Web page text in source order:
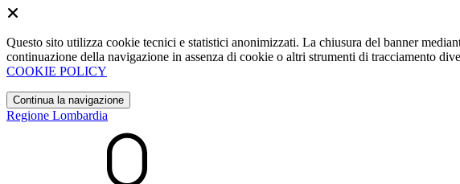
Questo sito utilizza cookie tecnici e statistici anonimizzati. La chiusura del banner
continuazione della navigazione in assenza di cookie o altri strumenti di tracciamento
COOKIE POLICY
Continua la navigazione
Regione Lombardia